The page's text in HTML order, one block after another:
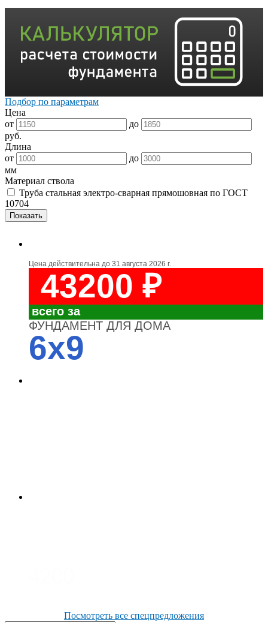
Подбор по параметрам
Цена
от
до
руб.
Длина
от
до
мм
Материал ствола
Труба стальная электро-сварная прямошовная по ГОСТ
10704
Цена действительна до 31 августа 2026 г.
43200 ₽
всего за
ФУНДАМЕНТ ДЛЯ ДОМА
6x9
Посмотреть все спецпредложения